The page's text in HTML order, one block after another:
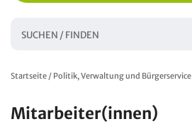
Startseite / Politik, Verwaltung und Bürgerservice
Mitarbeiter(innen)